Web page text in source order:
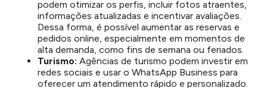
podem otimizar os perfis, incluir fotos atraentes,
informações atualizadas e incentivar avaliações.
Dessa forma, é possível aumentar as reservas e
pedidos online, especialmente em momentos de
alta demanda, como fins de semana ou feriados.
Turismo: Agências de turismo podem investir em
redes sociais e usar o WhatsApp Business para
oferecer um atendimento rápido e personalizado.